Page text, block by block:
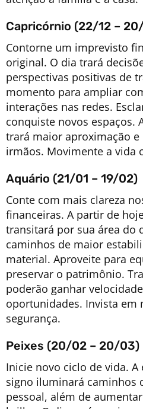
Capricórnio (22/12 –
Contorne um imprevisto
original. O dia trará
perspectivas positivas de
momento para ampliar
interações nas redes.
conquiste novos espaços.
trará maior aproximação
irmãos. Movimente a vida
Aquário (21/01 – 19/02)
Conte com mais clareza
financeiras. A partir de
transitará por sua área do
caminhos de maior
material. Aproveite para
preservar o patrimônio.
poderão ganhar
oportunidades. Invista em
segurança.
Peixes (20/02 – 20/03)
Inicie novo ciclo de vida.
signo iluminará caminhos
pessoal, além de